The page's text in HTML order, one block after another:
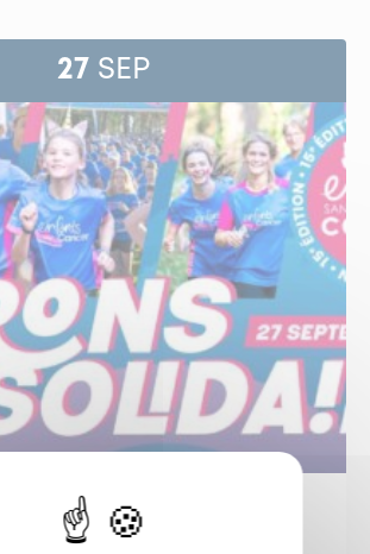
27 SEP